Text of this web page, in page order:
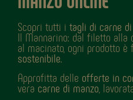
Scopri tutti i tagli di carne
Il Mannarino: dal filetto alla
al macinato, ogni prodotto è
sostenibile.
Approfitta delle offerte in
vera carne di manzo ,